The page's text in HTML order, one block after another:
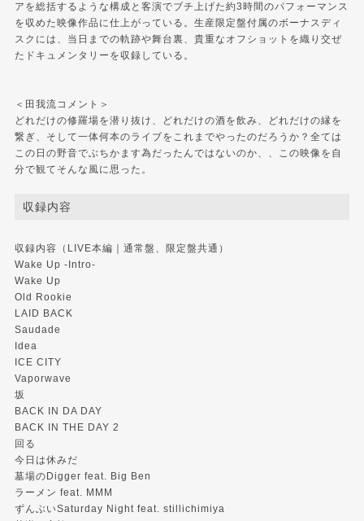
アを総括するような構成と客演でブチ上げた約3時間のパフォーマンス
を収めた映像作品に仕上がっている。生産限定盤付属のボーナスディ
スクには、当日までの軌跡や舞台裏、貴重なオフショットを織り交ぜ
たドキュメンタリーを収録している。
＜田我流コメント＞
どれだけの修羅場を潜り抜け、どれだけの酒を飲み、どれだけの縁を
繋ぎ、そして一体何本のライブをこれまでやったのだろうか？全ては
この日の野音でぶちかます為だったんではないのか、、この映像を自
分で観てそんな風に思った。
収録内容
収録内容（LIVE本編｜通常盤、限定盤共通）
Wake Up -Intro-
Wake Up
Old Rookie
LAID BACK
Saudade
Idea
ICE CITY
Vaporwave
坂
BACK IN DA DAY
BACK IN THE DAY 2
回る
今日は休みだ
墓場のDigger feat. Big Ben
ラーメン feat. MMM
ずんぶいSaturday Night feat. stillichimiya